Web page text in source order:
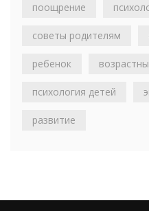
поощрение
советы родителям
ребенок
психология детей
развитие